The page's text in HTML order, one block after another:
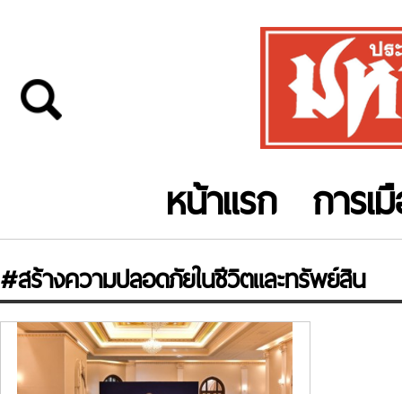
หน้าแรก การเ
#สร้างความปลอดภัยในชีวิตและทรัพย์สิน